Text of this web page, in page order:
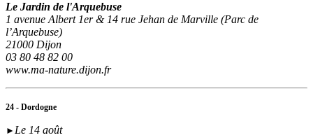
Le Jardin de l'Arquebuse
1 avenue Albert 1er & 14 rue Jehan de Marville (Parc de
l’Arquebuse)
21000 Dijon
03 80 48 82 00
www.ma-nature.dijon.fr
24 - Dordogne
► Le 14 août